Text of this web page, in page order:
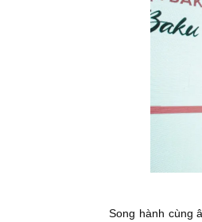
Song hành cùng